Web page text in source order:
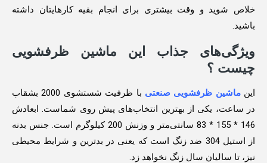
خلاص شوید و وقت بیشتری برای انجام بقیه کارهایتان داشته
باشید.
ویژگی‌های جذاب این ماشین ظرفشویی
چیست ؟
اینماشین ظرفشویی صنعتی
با ظرفیت شستشوی 2000 بشقاب
در ساعت، یکی از بهترین انتخاب‌های پیش روی شماست. ابعادش
146 * 155 * 83 سانتی‌متر و وزنش 200 کیلوگرم است. جنس بدنه
از استیل 304 ضد زنگ است که یعنی در بدترین و شرایط محیطی
نیز، تا سالیان سال زنگ نخواهد زد.